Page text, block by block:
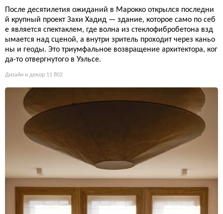
После десятилетия ожиданий в Марокко открылся последни
й крупный проект Захи Хадид — здание, которое само по себ
е является спектаклем, где волна из стеклофибробетона взд
ымается над сценой, а внутри зритель проходит через каньо
ны и геоды. Это триумфальное возвращение архитектора, ког
да-то отвергнутого в Уэльсе.
Дизайн и декор 11 802